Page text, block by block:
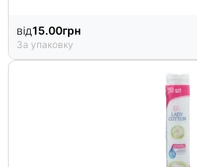
від15.00грн
За упаковку